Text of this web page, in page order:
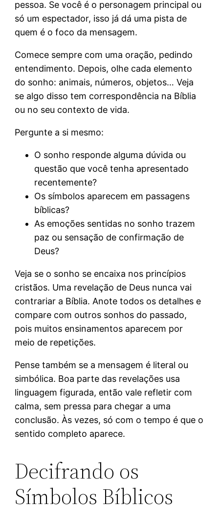
pessoa. Se você é o personagem principal ou
só um espectador, isso já dá uma pista de
quem é o foco da mensagem.
Comece sempre com uma oração, pedindo
entendimento. Depois, olhe cada elemento
do sonho: animais, números, objetos… Veja
se algo disso tem correspondência na Bíblia
ou no seu contexto de vida.
Pergunte a si mesmo:
O sonho responde alguma dúvida ou
questão que você tenha apresentado
recentemente?
Os símbolos aparecem em passagens
bíblicas?
As emoções sentidas no sonho trazem
paz ou sensação de confirmação de
Deus?
Veja se o sonho se encaixa nos princípios
cristãos. Uma revelação de Deus nunca vai
contrariar a Bíblia. Anote todos os detalhes e
compare com outros sonhos do passado,
pois muitos ensinamentos aparecem por
meio de repetições.
Pense também se a mensagem é literal ou
simbólica. Boa parte das revelações usa
linguagem figurada, então vale refletir com
calma, sem pressa para chegar a uma
conclusão. Às vezes, só com o tempo é que o
sentido completo aparece.
Decifrando os
Símbolos Bíblicos